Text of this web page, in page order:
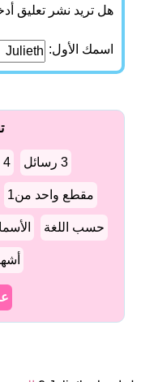
هل تريد نشر تعليق
اسمك الأول:
3 رسائل 4 رسائل
مقطع واحد من1
حسب اللغة